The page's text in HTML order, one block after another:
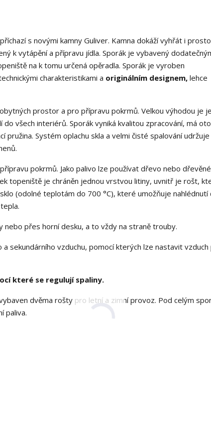
s novými kamny Guliver. Kamna dokáží vyhřát i
k vytápění a přípravu jídla. Sporák je vybavený
na k tomu určená opěradla. Sporák je vyroben
charakteristikami a originálním designem, lehce
prostor a pro přípravu pokrmů. Velkou výhodou je
všech interiérů. Sporák vyniká kvalitou zpracování, má
pružina. Systém oplachu skla a velmi čisté spalování
pokrmů. Jako palivo lze používat dřevo nebo
topeniště je chráněn jednou vrstvou litiny, uvnitř je rošt,
(odolné teplotám do 700 °C), které umožňuje nahlédnutí
přes horní desku, a to vždy na straně trouby.
sekundárního vzduchu, pomocí kterých lze nastavit vzduch
které se regulují spaliny.
dvěma rošty pro letní a zimní provoz. Pod celým
paliva.